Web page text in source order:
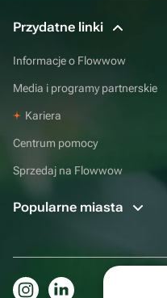
Przydatne linki
Informacje o Flowwow
Media i programy partnerskie
Kariera
Centrum pomocy
Sprzedaj na Flowwow
Popularne miasta